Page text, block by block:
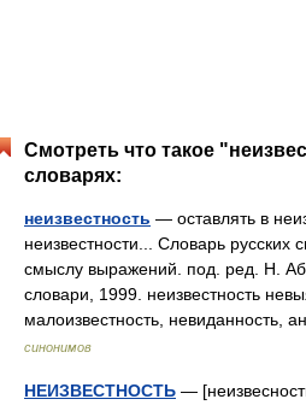
Смотреть что такое
словарях:
неизвестность — оставлять в
неизвестности... Словарь русских
смыслу выражений. под. ред. Н.
словари, 1999. неизвестность
малоизвестность,
синонимов
НЕИЗВЕСТНОСТЬ —